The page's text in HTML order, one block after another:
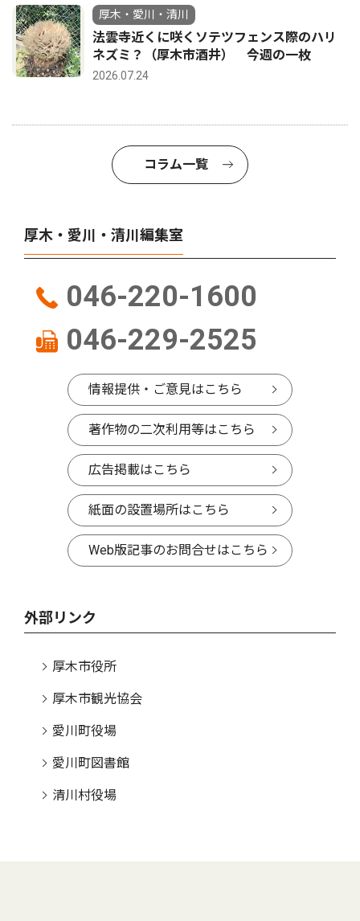
厚木・愛川・清川
法雲寺近くに咲くソテツフェンス際のハリ
ネズミ？（厚木市酒井） 今週の一枚
2026.07.24
コラム一覧
厚木・愛川・清川編集室
046-220-1600
046-229-2525
情報提供・ご意見はこちら
著作物の二次利用等はこちら
広告掲載はこちら
紙面の設置場所はこちら
Web版記事のお問合せはこちら
外部リンク
厚木市役所
厚木市観光協会
愛川町役場
愛川町図書館
清川村役場